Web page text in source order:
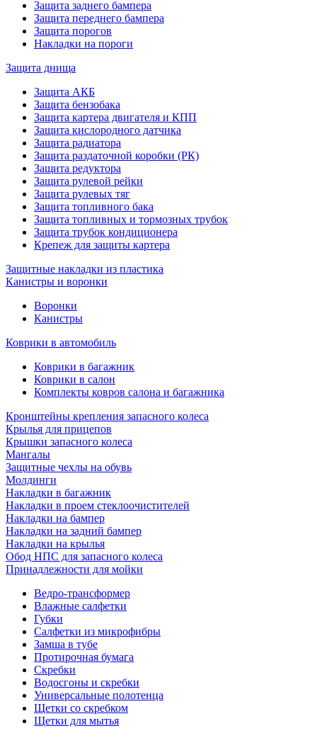
Защита заднего бампера
Защита переднего бампера
Защита порогов
Накладки на пороги
Защита днища
Защита АКБ
Защита бензобака
Защита картера двигателя и КПП
Защита кислородного датчика
Защита радиатора
Защита раздаточной коробки (РК)
Защита редуктора
Защита рулевой рейки
Защита рулевых тяг
Защита топливного бака
Защита топливных и тормозных трубок
Защита трубок кондиционера
Крепеж для защиты картера
Защитные накладки из пластика
Канистры и воронки
Воронки
Канистры
Коврики в автомобиль
Коврики в багажник
Коврики в салон
Комплекты ковров салона и багажника
Кронштейны крепления запасного колеса
Крылья для прицепов
Крышки запасного колеса
Мангалы
Защитные чехлы на обувь
Молдинги
Накладки в багажник
Накладки в проем стеклоочистителей
Накладки на бампер
Накладки на задний бампер
Накладки на крылья
Обод НПС для запасного колеса
Принадлежности для мойки
Ведро-трансформер
Влажные салфетки
Губки
Салфетки из микрофибры
Замша в тубе
Протирочная бумага
Скребки
Водосгоны и скребки
Универсальные полотенца
Щетки со скребком
Щетки для мытья